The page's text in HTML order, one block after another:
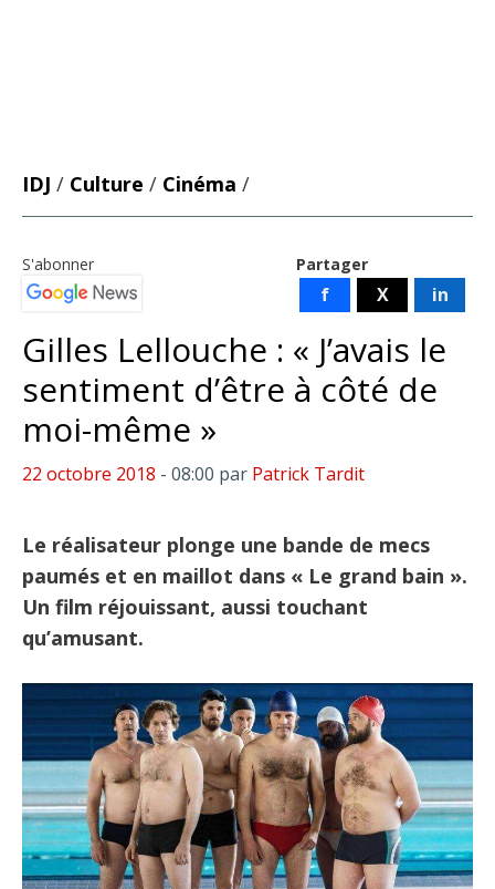
IDJ / Culture / Cinéma /
Partager
f X in
S'abonner
Gilles Lellouche : « J’avais le
sentiment d’être à côté de
moi-même »
22 octobre 2018 - 08:00 par Patrick Tardit
Le réalisateur plonge une bande de mecs
paumés et en maillot dans « Le grand bain ».
Un film réjouissant, aussi touchant
qu’amusant.